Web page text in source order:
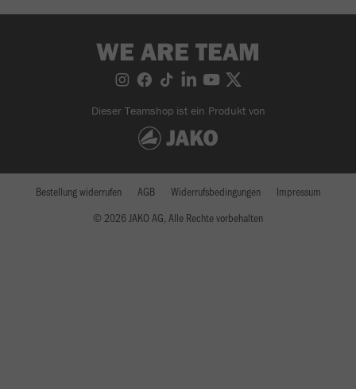
WE ARE TEAM
Dieser Teamshop ist ein Produkt von
© 2026 JAKO AG, Alle Rechte vorbehalten
Bestellung widerrufen AGB Widerrufsbedingungen Impressum